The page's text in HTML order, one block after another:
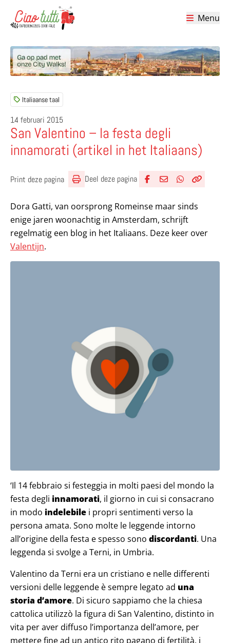
Menu
Italiaanse taal
14 februari 2015
San Valentino – la festa degli
innamorati (artikel in het Italiaans)
Print deze pagina Deel deze pagina
Dora Gatti, van oorsprong Romeinse maar sinds
enige jaren woonachtig in Amsterdam, schrijft
regelmatig een blog in het Italiaans. Deze keer over
Valentijn.
‘Il 14 febbraio si festeggia in molti paesi del mondo la
festa degli innamorati, il giorno in cui si consacrano
in modo indelebile i propri sentimenti verso la
persona amata. Sono molte le leggende intorno
all’origine della festa e spesso sono discordanti. Una
leggenda si svolge a Terni, in Umbria.
Valentino da Terni era un cristiano e nelle differenti
versioni delle leggende è sempre legato ad una
storia d’amore. Di sicuro sappiamo che la chiesa
cattolica utilizzò la figura di San Valentino, distinto in
vita per aver diffuso l’importanza dell’amore, per
mettere fine ad un antico rito pagano di fertilità, i